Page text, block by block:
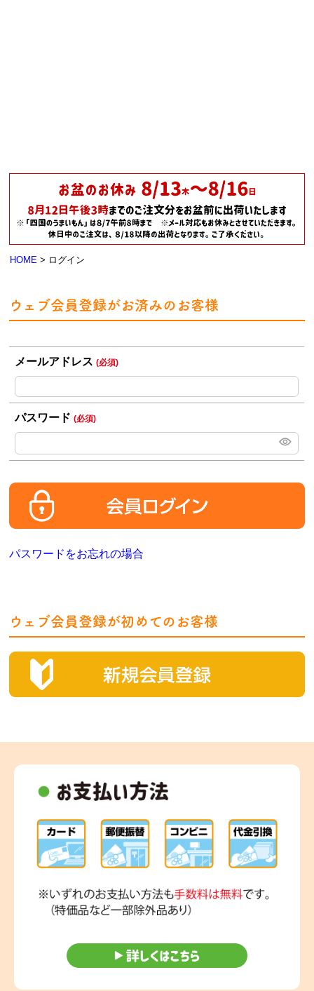
HOME ログイン
ウェブ会員登録がお済みのお客様
メールアドレス(必須)
パスワード(必須)
パスワードをお忘れの場合
ウェブ会員登録が初めてのお客様